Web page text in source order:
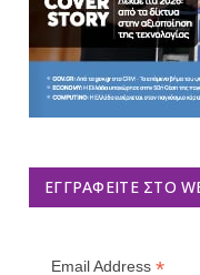
ΕΓΓΡΑΦΕΊΤΕ ΣΤΟ
Email Address *